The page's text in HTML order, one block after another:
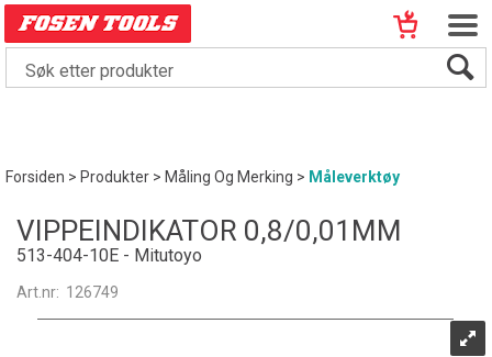
Forsiden>Produkter>Måling Og Merking> Måleverktøy
VIPPEINDIKATOR 0,8/0,01MM
513-404-10E - Mitutoyo
Art.nr: 126749